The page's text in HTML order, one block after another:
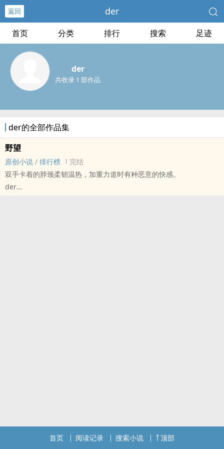
返回 der
首页 分类 排行 搜索 足迹
der
共收录 1 部作品
der的全部作品集
野望
原创小说 / 排行榜
完结
双手卡着的脖颈柔韧温热，加重力道时有种恶意的快感。
der
首页 阅读记录 搜索小说 顶部